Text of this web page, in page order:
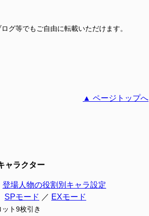
グ等でもご自由に転載いただけます。
▲ ページトップへ
ャラクター
登場人物の役割別キャラ設定
SPモード ／ EXモード
ット9枚引き